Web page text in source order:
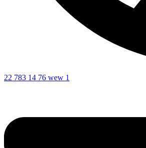
22 783 14 76 wew 1